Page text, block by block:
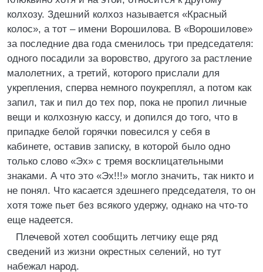
колхозу. Здешний колхоз называется «Красный
колос», а тот – имени Ворошилова. В «Ворошилове»
за последние два года сменилось три председателя:
одного посадили за воровство, другого за растление
малолетних, а третий, которого прислали для
укрепления, сперва немного поукреплял, а потом как
запил, так и пил до тех пор, пока не пропил личные
вещи и колхозную кассу, и допился до того, что в
припадке белой горячки повесился у себя в
кабинете, оставив записку, в которой было одно
только слово «Эх» с тремя восклицательными
знаками. А что это «Эх!!!» могло значить, так никто и
не понял. Что касается здешнего председателя, то он
хотя тоже пьет без всякого удержу, однако на что-то
еще надеется.
Плечевой хотел сообщить летчику еще ряд
сведений из жизни окрестных селений, но тут
набежал народ.